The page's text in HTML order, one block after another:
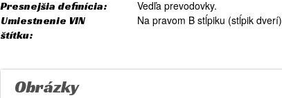
Presnejšia definícia: Vedľa prevodovky.
Umiestnenie VIN
štítku:
Na pravom B stĺpiku (stĺpik dverí)
Obrázky